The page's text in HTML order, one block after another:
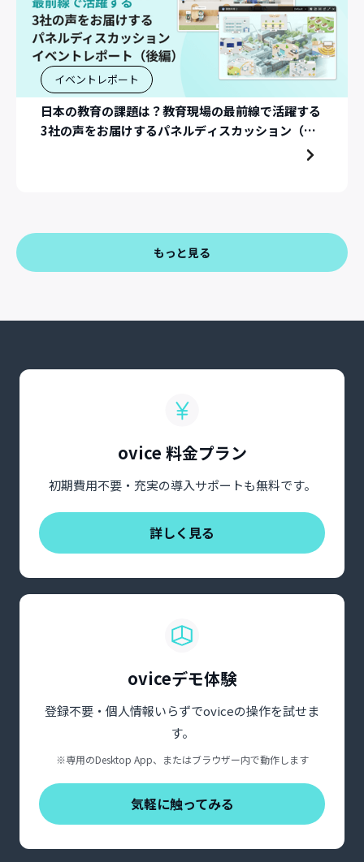
イベントレポート
日本の教育の課題は？教育現場の最前線で活躍する
3社の声をお届けするパネルディスカッション（イ
もっと見る
ovice 料金プラン
初期費用不要・充実の導入サポートも無料です。
詳しく見る
oviceデモ体験
登録不要・個人情報いらずでoviceの操作を試せま
す。
※専用のDesktop App、またはブラウザー内で動作します
気軽に触ってみる